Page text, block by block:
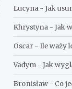
Lucyna -Jak
Khrystyna -Jak
Oscar -Ile waży
Vadym -Jak
Bronisław - Co